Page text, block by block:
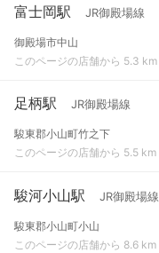
富士岡駅 JR御殿場線
御殿場市中山
このページの店舗から 5.3 km
足柄駅 JR御殿場線
駿東郡小山町竹之下
このページの店舗から 5.5 km
駿河小山駅 JR御殿場線
駿東郡小山町小山
このページの店舗から 8.6 km